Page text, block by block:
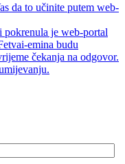
da to učinite putem web-
pokrenula je web-portal
emina budu
čekanja na odgovor.